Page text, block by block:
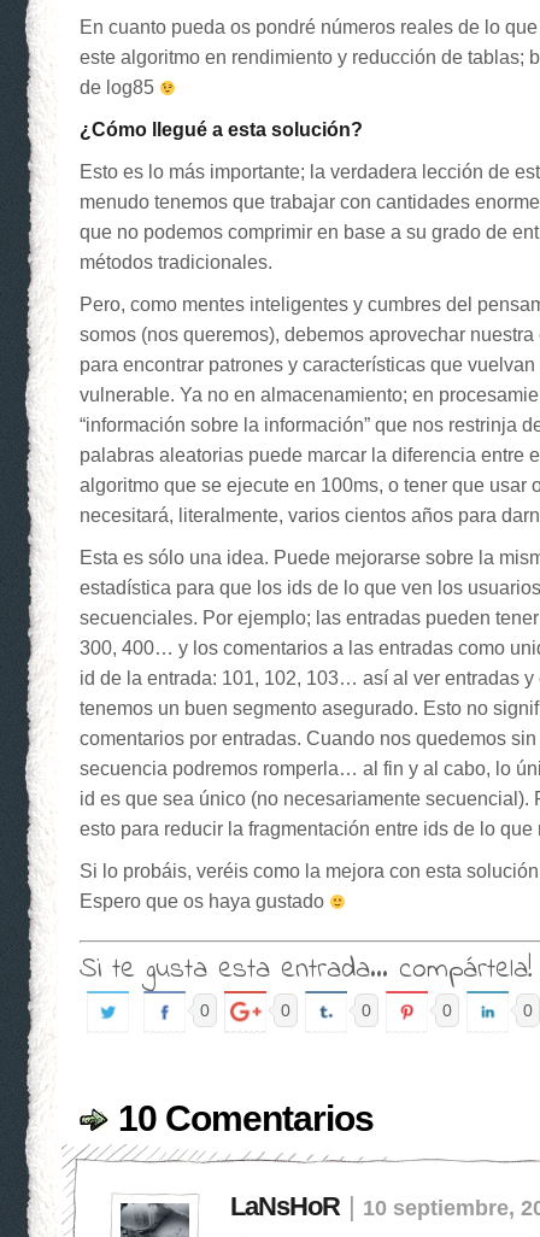
En cuanto pueda os pondré números reales de lo
este algoritmo en rendimiento y reducción de tablas;
de log85
¿Cómo llegué a esta solución?
Esto es lo más importante; la verdadera lección de
menudo tenemos que trabajar con cantidades
que no podemos comprimir en base a su grado de
métodos tradicionales.
Pero, como mentes inteligentes y cumbres del
somos (nos queremos), debemos aprovechar
para encontrar patrones y características que
vulnerable. Ya no en almacenamiento; en
“información sobre la información” que nos restrinja
palabras aleatorias puede marcar la diferencia entre
algoritmo que se ejecute en 100ms, o tener que usar
necesitará, literalmente, varios cientos años para
Esta es sólo una idea. Puede mejorarse sobre la
estadística para que los ids de lo que ven los
secuenciales. Por ejemplo; las entradas pueden
300, 400… y los comentarios a las entradas como
id de la entrada: 101, 102, 103… así al ver entradas y
tenemos un buen segmento asegurado. Esto no
comentarios por entradas. Cuando nos quedemos
secuencia podremos romperla… al fin y al cabo, lo
id es que sea único (no necesariamente secuencial).
esto para reducir la fragmentación entre ids de lo que
Si lo probáis, veréis como la mejora con esta
Espero que os haya gustado
Si te gusta esta entrada...
0 0 0 0 0
10 Comentarios
LaNsHoR | 10 septiembre,